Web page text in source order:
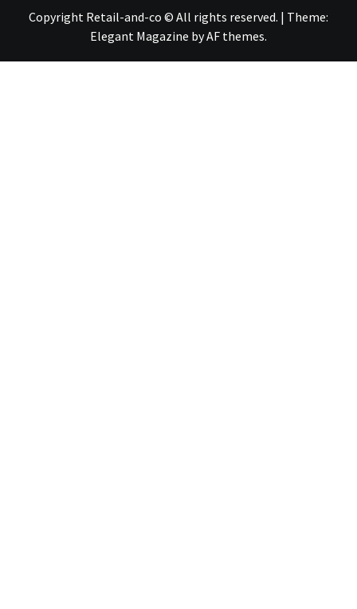
Copyright Retail-and-co © All rights reserved. | Theme:
Elegant Magazine byAF themes.